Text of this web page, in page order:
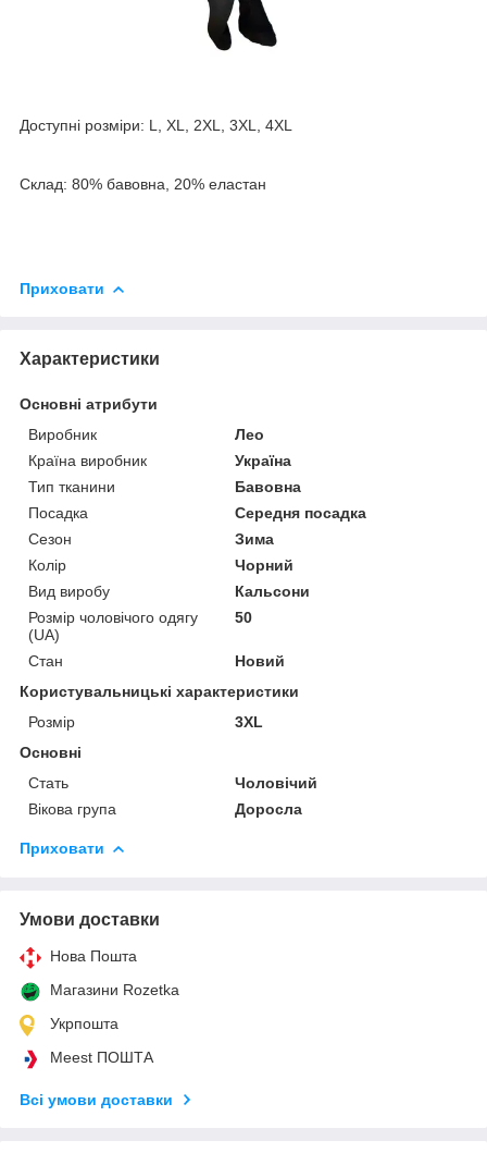
Доступні розміри: L, XL, 2XL, 3XL, 4XL
Склад: 80% бавовна, 20% еластан
Приховати
Характеристики
Основні атрибути
Виробник
Лео
Країна виробник
Україна
Тип тканини
Бавовна
Посадка
Середня посадка
Сезон
Зима
Колір
Чорний
Вид виробу
Кальсони
Розмір чоловічого одягу
(UA)
50
Стан
Новий
Користувальницькі характеристики
Розмір
3XL
Основні
Стать
Чоловічий
Вікова група
Доросла
Приховати
Умови доставки
Нова Пошта
Магазини Rozetka
Укрпошта
Meest ПОШТА
Всі умови доставки